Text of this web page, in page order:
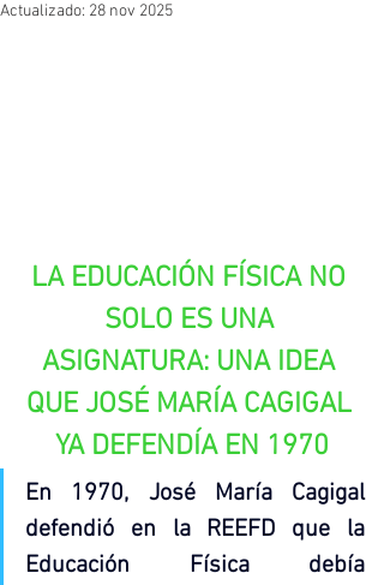
Actualizado: 28 nov 2025
LA EDUCACIÓN FÍSICA NO
SOLO ES UNA
ASIGNATURA: UNA IDEA
QUE JOSÉ MARÍA CAGIGAL
YA DEFENDÍA EN 1970
En 1970, José María Cagigal
defendió en la REEFD que la
Educación Física debía